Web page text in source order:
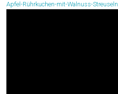
Apfel-Rührkuchen-mit-Walnuss-Streuseln